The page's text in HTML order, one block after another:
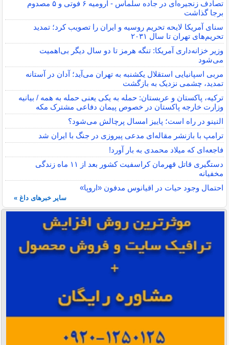
تصادف زنجیره‌ای در جاده سلماس - ارومیه ۶ فوتی و ۵ مصدوم
برجا گذاشت
سنای آمریکا لایحه تحریم روسیه و ایران را تصویب کرد؛ تمدید
تحریم‌های تهران تا سال ۲۰۳۱
وزیر خزانه‌داری آمریکا: تنگه هرمز تا دو سال دیگر بی‌اهمیت
می‌شود
مربی اسپانیایی استقلال یکشنبه به تهران می‌آید؛ آدان در آستانه
تمدید، چشمی نزدیک به بازگشت
ترکیه، پاکستان و عربستان: حمله به یکی یعنی حمله به همه / بیانیه
وزارت خارجه پاکستان در خصوص پیمان دفاعی مشترک مکه
النینو در راه است؛ پاییز امسال پرچالش می‌شود؟
ترامپ با بازنشر مقاله‌ای مدعی پیروزی در جنگ با ایران شد
فاجعه‌ای که میلاد محمدی به بار آورد!
دستگیری قاتل قهرمان کراسفیت کشور بعد از ۱۱ ماه زندگی
مخفیانه
احتمال وجود حیات در اقیانوس مدفون «اروپا»
سایر خبرهای داغ »